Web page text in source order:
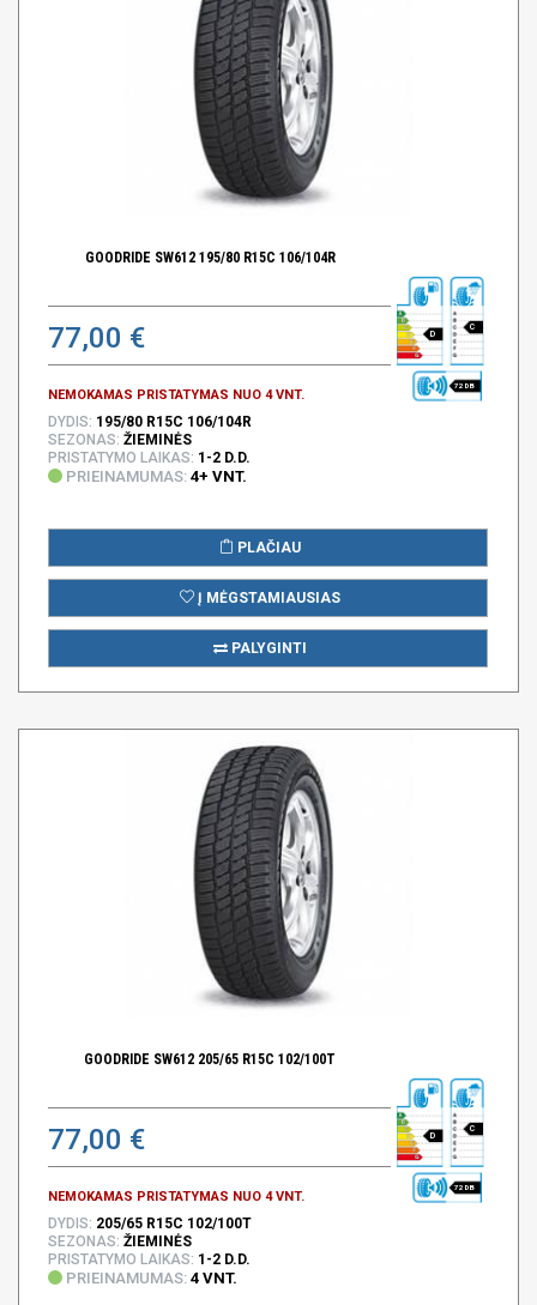
GOODRIDE SW612 195/80 R15C 106/104R
77,00 €
NEMOKAMAS PRISTATYMAS NUO 4 VNT.
D
C
72 DB
DYDIS: 195/80 R15C 106/104R
SEZONAS: ŽIEMINĖS
PRISTATYMO LAIKAS: 1-2 D.D.
PRIEINAMUMAS: 4+ VNT.
PLAČIAU
Į MĖGSTAMIAUSIAS
PALYGINTI
GOODRIDE SW612 205/65 R15C 102/100T
77,00 €
NEMOKAMAS PRISTATYMAS NUO 4 VNT.
D
C
72 DB
DYDIS: 205/65 R15C 102/100T
SEZONAS: ŽIEMINĖS
PRISTATYMO LAIKAS: 1-2 D.D.
PRIEINAMUMAS: 4 VNT.